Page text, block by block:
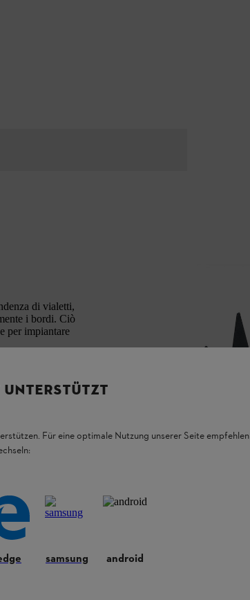
di vialetti,
i bordi. Ciò
per impiantare
Für eine optimale Nutzung unserer Seite empfehlen
samsung android